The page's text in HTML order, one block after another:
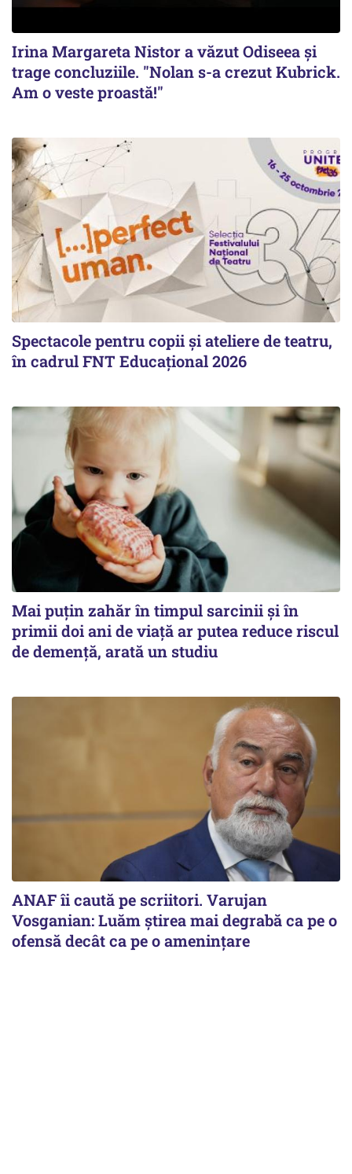
Irina Margareta Nistor a văzut Odiseea şi
trage concluziile. "Nolan s-a crezut Kubrick.
Am o veste proastă!"
Spectacole pentru copii și ateliere de teatru,
în cadrul FNT Educațional 2026
Mai puțin zahăr în timpul sarcinii și în
primii doi ani de viață ar putea reduce riscul
de demență, arată un studiu
ANAF îi caută pe scriitori. Varujan
Vosganian: Luăm știrea mai degrabă ca pe o
ofensă decât ca pe o amenințare